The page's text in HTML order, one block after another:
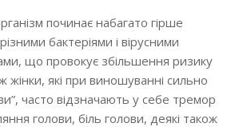
починає набагато гірше
бактеріями і вірусними
що провокує збільшення ризику
жінки, які при виношуванні сильно
часто відзначають у себе тремор
голови, біль голови, деякі також